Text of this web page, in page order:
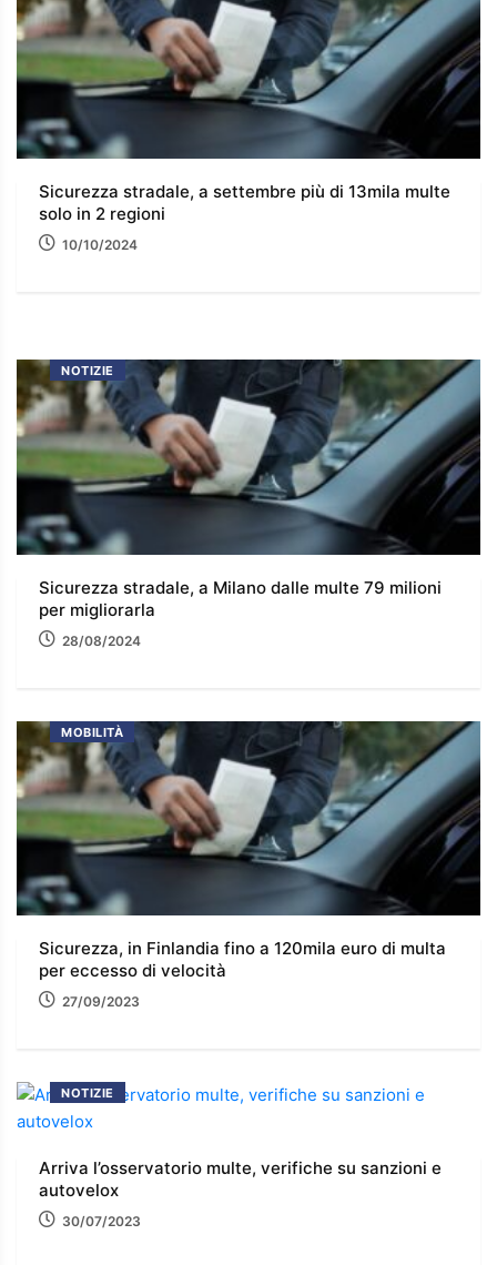
Sicurezza stradale, a settembre più di 13mila multe
solo in 2 regioni
10/10/2024
NOTIZIE
Sicurezza stradale, a Milano dalle multe 79 milioni
per migliorarla
28/08/2024
MOBILITÀ
Sicurezza, in Finlandia fino a 120mila euro di multa
per eccesso di velocità
27/09/2023
NOTIZIE
Arriva l’osservatorio multe, verifiche su sanzioni e
autovelox
30/07/2023